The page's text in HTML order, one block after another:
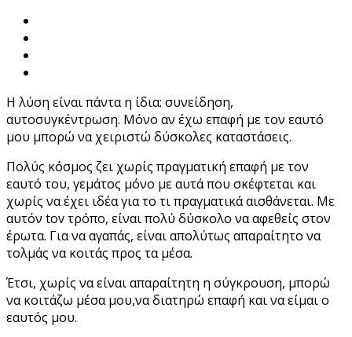
Η λύση είναι πάντα η ίδια: συνείδηση,
αυτοσυγκέντρωση. Mόνο αν έχω επαφή με τον εαυτό
μου μπορώ να χειριστώ δύσκολες καταστάσεις.
Πολύς κόσμος ζει χωρίς πραγματική επαφή με τον
εαυτό του, γεμάτος μόνο με αυτά που σκέφτεται και
χωρίς να έχει ιδέα για το τι πραγματικά αισθάνεται. Με
αυτόν tov τρόπο, είναι πολύ δύσκολο να αφεθείς στον
έρωτα. Για να αγαπάς, είναι απολύτως απαραίτητο να
τολμάς να κοιτάς προς τα μέσα.
Έτσι, χωρίς να είναι απαραίτητη η σύγκρουση, μπορώ
να κοιτάζω μέσα μου,να διατηρώ επαφή και να είμαι ο
εαυτός μου.